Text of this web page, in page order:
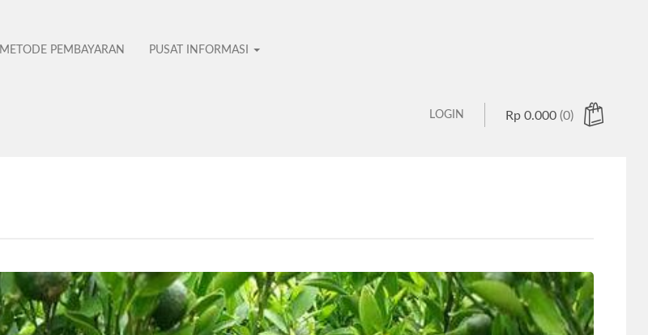
METODE PEMBAYARAN PUSAT INFORMASI
Rp 0.000 (0)
LOGIN